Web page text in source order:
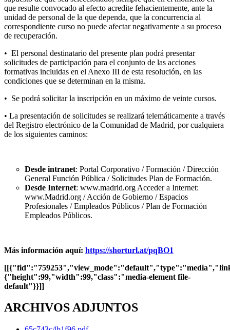
que resulte convocado al efecto acredite fehacientemente, ante la
unidad de personal de la que dependa, que la concurrencia al
correspondiente curso no puede afectar negativamente a su proceso
de recuperación.
• El personal destinatario del presente plan podrá presentar
solicitudes de participación para el conjunto de las acciones
formativas incluidas en el Anexo III de esta resolución, en las
condiciones que se determinan en la misma.
• Se podrá solicitar la inscripción en un máximo de veinte cursos.
• La presentación de solicitudes se realizará telemáticamente a través
del Registro electrónico de la Comunidad de Madrid, por cualquiera
de los siguientes caminos:
Desde intranet: Portal Corporativo / Formación / Dirección
General Función Pública / Solicitudes Plan de Formación.
Desde Internet: www.madrid.org Acceder a Internet:
www.Madrid.org / Acción de Gobierno / Espacios
Profesionales / Empleados Públicos / Plan de Formación
Empleados Públicos.
Más información aquí: https://shorturl.at/pqBO1
{"height":99,"width":99,"class":"media-element file-
default"}}]]
ARCHIVOS ADJUNTOS